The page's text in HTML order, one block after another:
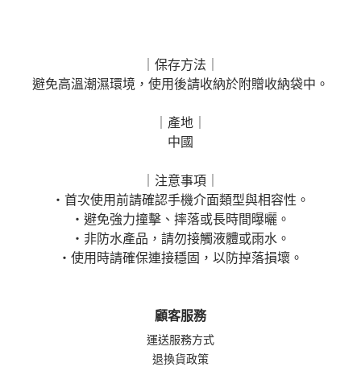
｜保存方法｜
避免高溫潮濕環境，使用後請收納於附贈收納袋中。
｜產地｜
中國
｜注意事項｜
・首次使用前請確認手機介面類型與相容性。
・避免強力撞擊、摔落或長時間曝曬。
・非防水產品，請勿接觸液體或雨水。
・使用時請確保連接穩固，以防掉落損壞。
顧客服務
運送服務方式
退換貨政策